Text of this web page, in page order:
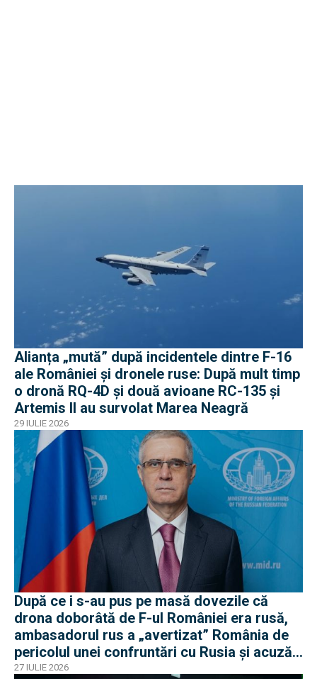
Alianța „mută” după incidentele dintre F-16
ale României și dronele ruse: După mult timp
o dronă RQ-4D și două avioane RC-135 și
Artemis II au survolat Marea Neagră
29 IULIE 2026
După ce i s-au pus pe masă dovezile că
drona doborâtă de F-ul României era rusă,
ambasadorul rus a „avertizat” România de
pericolul unei confruntări cu Rusia și acuză
o „înscenare propagandistă”
27 IULIE 2026